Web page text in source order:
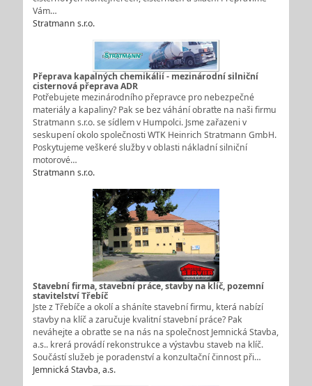
Vám…
Stratmann s.r.o.
Přeprava kapalných chemikálií - mezinárodní silniční
cisternová přeprava ADR
Potřebujete mezinárodního přepravce pro nebezpečné
materiály a kapaliny? Pak se bez váhání obraťte na naši firmu
Stratmann s.r.o. se sídlem v Humpolci. Jsme zařazeni v
seskupení okolo společnosti WTK Heinrich Stratmann GmbH.
Poskytujeme veškeré služby v oblasti nákladní silniční
motorové…
Stratmann s.r.o.
Stavební firma, stavební práce, stavby na klíč, pozemní
stavitelství Třebíč
Jste z Třebíče a okolí a sháníte stavební firmu, která nabízí
stavby na klíč a zaručuje kvalitní stavební práce? Pak
neváhejte a obraťte se na nás na společnost Jemnická Stavba,
a.s.. krerá provádí rekonstrukce a výstavbu staveb na klíč.
Součástí služeb je poradenství a konzultační činnost při…
Jemnická Stavba, a.s.